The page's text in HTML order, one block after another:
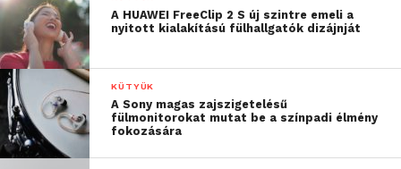
A HUAWEI FreeClip 2 S új szintre emeli a
nyitott kialakítású fülhallgatók dizájnját
KÜTYÜK
A Sony magas zajszigetelésű
fülmonitorokat mutat be a színpadi élmény
fokozására